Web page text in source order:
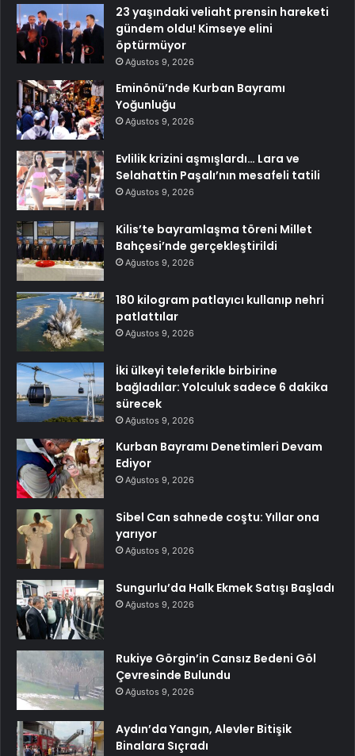
23 yaşındaki veliaht prensin hareketi
gündem oldu! Kimseye elini
öptürmüyor
Ağustos 9, 2026
Eminönü’nde Kurban Bayramı
Yoğunluğu
Ağustos 9, 2026
Evlilik krizini aşmışlardı… Lara ve
Selahattin Paşalı’nın mesafeli tatili
Ağustos 9, 2026
Kilis’te bayramlaşma töreni Millet
Bahçesi’nde gerçekleştirildi
Ağustos 9, 2026
180 kilogram patlayıcı kullanıp nehri
patlattılar
Ağustos 9, 2026
İki ülkeyi teleferikle birbirine
bağladılar: Yolculuk sadece 6 dakika
sürecek
Ağustos 9, 2026
Kurban Bayramı Denetimleri Devam
Ediyor
Ağustos 9, 2026
Sibel Can sahnede coştu: Yıllar ona
yarıyor
Ağustos 9, 2026
Sungurlu’da Halk Ekmek Satışı Başladı
Ağustos 9, 2026
Rukiye Görgin’in Cansız Bedeni Göl
Çevresinde Bulundu
Ağustos 9, 2026
Aydın’da Yangın, Alevler Bitişik
Binalara Sıçradı